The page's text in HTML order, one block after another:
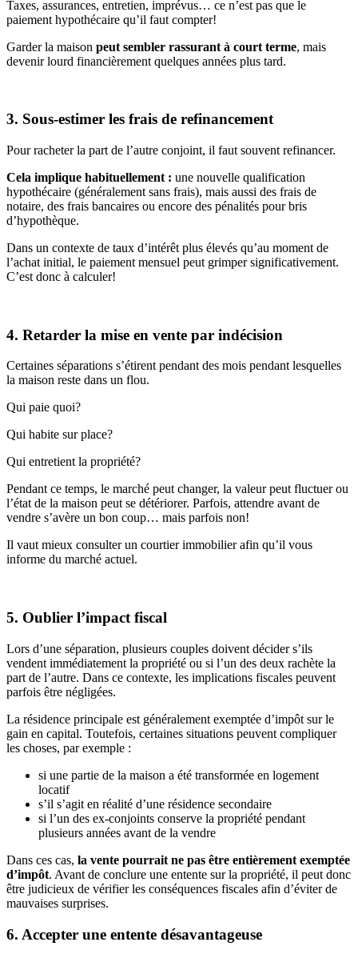
Taxes, assurances, entretien, imprévus… ce n’est pas que le
paiement hypothécaire qu’il faut compter!
Garder la maison peut sembler rassurant à court terme, mais
devenir lourd financièrement quelques années plus tard.
3. Sous-estimer les frais de refinancement
Pour racheter la part de l’autre conjoint, il faut souvent refinancer.
Cela implique habituellement : une nouvelle qualification
hypothécaire (généralement sans frais), mais aussi des frais de
notaire, des frais bancaires ou encore des pénalités pour bris
d’hypothèque.
Dans un contexte de taux d’intérêt plus élevés qu’au moment de
l’achat initial, le paiement mensuel peut grimper significativement.
C’est donc à calculer!
4. Retarder la mise en vente par indécision
Certaines séparations s’étirent pendant des mois pendant lesquelles
la maison reste dans un flou.
Qui paie quoi?
Qui habite sur place?
Qui entretient la propriété?
Pendant ce temps, le marché peut changer, la valeur peut fluctuer ou
l’état de la maison peut se détériorer. Parfois, attendre avant de
vendre s’avère un bon coup… mais parfois non!
Il vaut mieux consulter un courtier immobilier afin qu’il vous
informe du marché actuel.
5. Oublier l’impact fiscal
Lors d’une séparation, plusieurs couples doivent décider s’ils
vendent immédiatement la propriété ou si l’un des deux rachète la
part de l’autre. Dans ce contexte, les implications fiscales peuvent
parfois être négligées.
La résidence principale est généralement exemptée d’impôt sur le
gain en capital. Toutefois, certaines situations peuvent compliquer
les choses, par exemple :
si une partie de la maison a été transformée en logement
locatif
s’il s’agit en réalité d’une résidence secondaire
si l’un des ex-conjoints conserve la propriété pendant
plusieurs années avant de la vendre
Dans ces cas, la vente pourrait ne pas être entièrement exemptée
d’impôt. Avant de conclure une entente sur la propriété, il peut donc
être judicieux de vérifier les conséquences fiscales afin d’éviter de
mauvaises surprises.
6. Accepter une entente désavantageuse